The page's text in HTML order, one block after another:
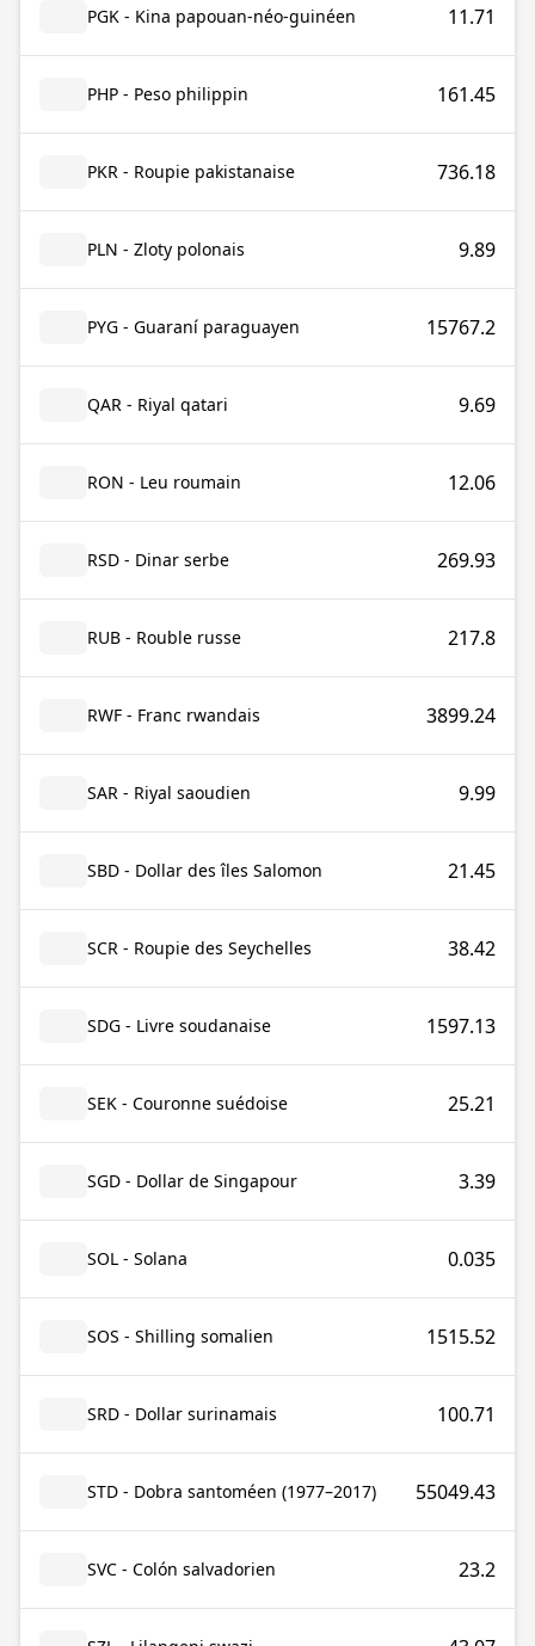
PGK - Kina papouan-néo-guinéen 11.71
PHP - Peso philippin 161.45
PKR - Roupie pakistanaise 736.18
PLN - Zloty polonais 9.89
PYG - Guaraní paraguayen 15767.2
QAR - Riyal qatari 9.69
RON - Leu roumain 12.06
RSD - Dinar serbe 269.93
RUB - Rouble russe 217.8
RWF - Franc rwandais 3899.24
SAR - Riyal saoudien 9.99
SBD - Dollar des îles Salomon 21.45
SCR - Roupie des Seychelles 38.42
SDG - Livre soudanaise 1597.13
SEK - Couronne suédoise 25.21
SGD - Dollar de Singapour 3.39
SOL - Solana 0.035
SOS - Shilling somalien 1515.52
SRD - Dollar surinamais 100.71
STD - Dobra santoméen (1977–2017) 55049.43
SVC - Colón salvadorien 23.2